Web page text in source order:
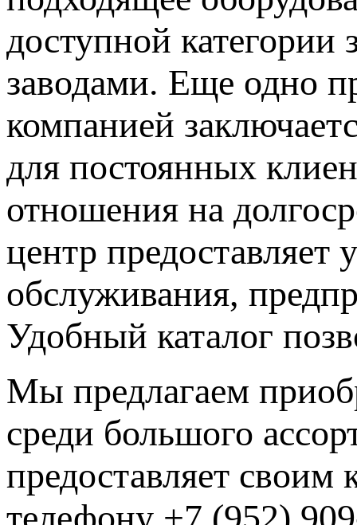
доступной категории
заводами. Еще одно
компанией
для постоянных
отношения на
центр предоставляет
обслуживания,
Удобный каталог
Мы предлагаем
среди большого
предоставляет своим